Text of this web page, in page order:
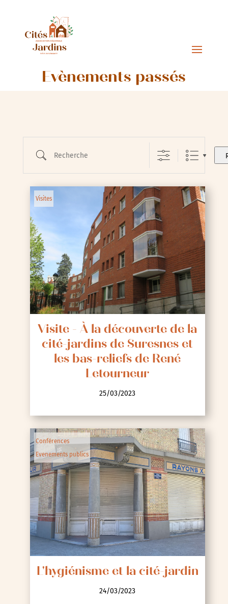
Évènements passés
Visites
Visite - À la découverte de la
cité-jardins de Suresnes et
les bas-reliefs de René
Letourneur
25/03/2023
Conférences
Evenements publics
L'hygiénisme et la cité-jardin
24/03/2023